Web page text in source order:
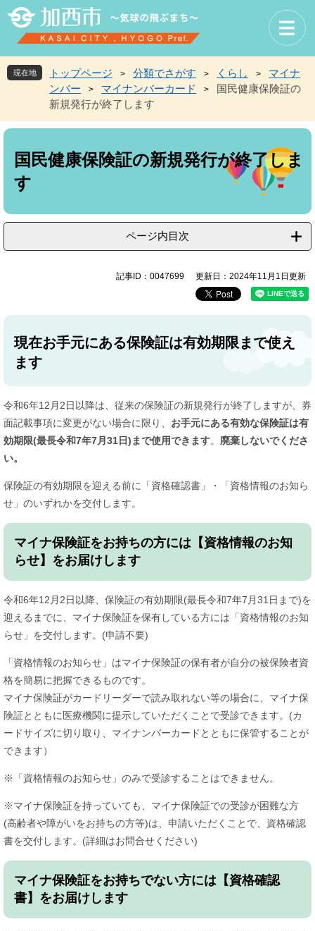
先
頭
を
飛
現在地 トップページ > 分類でさがす > くらし >
マイナ
ンバー
> マイナンバーカード >
国民健康保険証の
新規発行が終了します
本
国民健康保険証の新規発行が終了しま
す
ページ内目次
記事ID：0047699 更新日：2024年11月1日更新
現在お手元にある保険証は有効期限まで使え
ます
令和6年12月2日以降は、従来の保険証の新規発行が終了しますが、​券
面記載事項に変更がない場合に限り、​ お手元にある有効な保険証は有
効期限(最長令和7年7月31日)まで使用できます。 廃棄しないでくださ
い。
保険証の有効期限を迎える前に「資格確認書」・「資格情報のお知ら
せ」のいずれかを交付します。
マイナ保険証をお持ちの方には【資格情報のお知
らせ】をお届けします
令和6年12月2日以降、保険証の有効期限(最長令和7年7月31日まで)を
迎えるまでに、マイナ保険証を保有している方には「資格情報のお知
らせ」を交付します。(申請不要)
「資格情報のお知らせ」はマイナ保険証の保有者が自分の被保険者資
格を簡易に把握できるものです。
マイナ保険証がカードリーダーで読み取れない等の場合に、マイナ保
険証とともに医療機関に提示していただくことで受診できます。(カ
ードサイズに切り取り、マイナンバーカードとともに保管することが
できます）
※「資格情報のお知らせ」のみで受診することはできません。
※マイナ保険証を持っていても、マイナ保険証での受診が困難な方
(高齢者や障がいをお持ちの方等)は、申請いただくことで、資格確認
書を交付します。(詳細はお問合せください)
マイナ保険証をお持ちでない方には【資格確認
書】をお届けします